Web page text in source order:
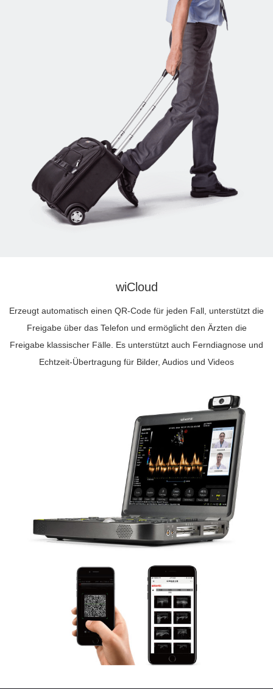
wiCloud
Erzeugt automatisch einen QR-Code für jeden Fall, unterstützt die
Freigabe über das Telefon und ermöglicht den Ärzten die
Freigabe klassischer Fälle. Es unterstützt auch Ferndiagnose und
Echtzeit-Übertragung für Bilder, Audios und Videos